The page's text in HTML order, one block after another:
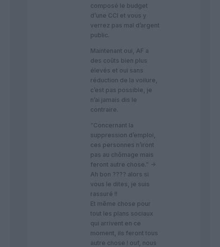
composé le budget
d’une CCI et vous y
verrez pas mal d’argent
public.
Maintenant oui, AF a
des coûts bien plus
élevés et oui sans
réduction de la voilure,
c’est pas possible, je
n’ai jamais dis le
contraire.
“Concernant la
suppression d’emploi,
ces personnes n’iront
pas au chômage mais
feront autre chose.” ->
Ah bon ???? alors si
vous le dites, je suis
rassuré !!
Et même chose pour
tout les plans sociaux
qui arrivent en ce
moment, ils feront tous
autre chose ! ouf, nous